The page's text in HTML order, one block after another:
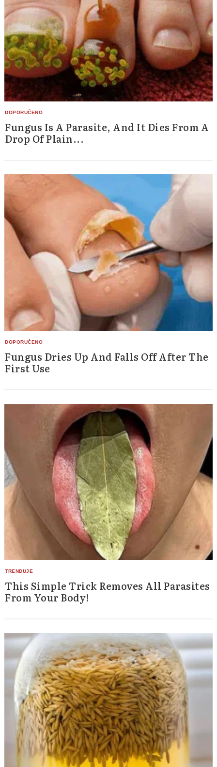
Fungus Is A Parasite, And It Dies From A
Drop Of Plain...
Fungus Dries Up And Falls Off After The
First Use
This Simple Trick Removes All Parasites
From Your Body!
Search